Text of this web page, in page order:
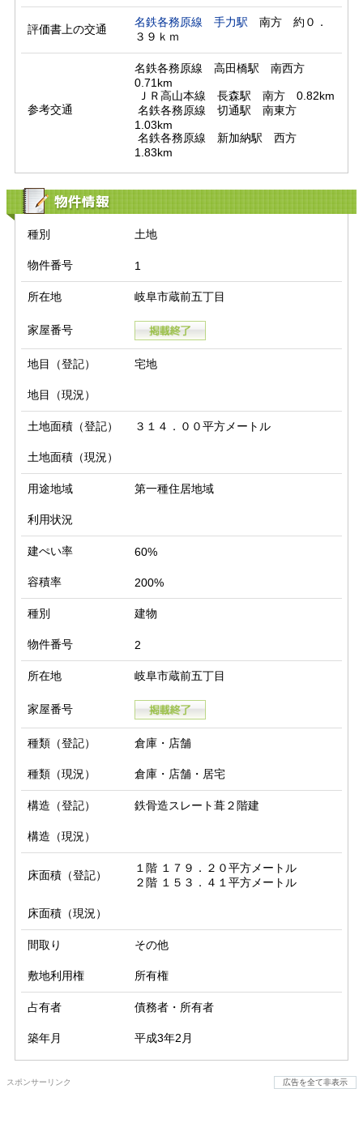
評価書上の交通
名鉄各務原線 手力駅 南方　約０．
３９ｋｍ
参考交通
名鉄各務原線　高田橋駅　南西方
0.71km
1.03km
1.83km
物件情報
種別 土地
物件番号 1
所在地 岐阜市蔵前五丁目
家屋番号
地目（登記） 宅地
地目（現況）
土地面積（登記） ３１４．００平方メートル
土地面積（現況）
用途地域 第一種住居地域
利用状況
建ぺい率 60%
容積率 200%
種別 建物
物件番号 2
所在地 岐阜市蔵前五丁目
家屋番号
種類（登記） 倉庫・店舗
種類（現況） 倉庫・店舗・居宅
構造（登記） 鉄骨造スレート葺２階建
構造（現況）
床面積（登記）
１階 １７９．２０平方メートル
２階 １５３．４１平方メートル
床面積（現況）
間取り その他
敷地利用権 所有権
占有者 債務者・所有者
築年月 平成3年2月
スポンサーリンク 広告を全て非表示